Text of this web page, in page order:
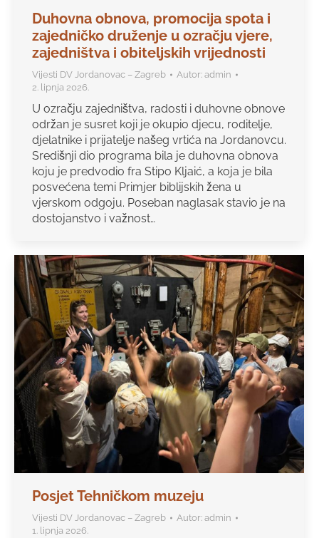
Duhovna obnova, promocija spota i
zajedničko druženje u ozračju vjere,
zajedništva i obiteljskih vrijednosti
Vijesti DV Jordanovac – Zagreb Autor: admin
2. lipnja 2026.
U ozračju zajedništva, radosti i duhovne obnove
održan je susret koji je okupio djecu, roditelje,
djelatnike i prijatelje našeg vrtića na Jordanovcu.
Središnji dio programa bila je duhovna obnova
koju je predvodio fra Stipo Kljaić, a koja je bila
posvećena temi Primjer biblijskih žena u
vjerskom odgoju. Poseban naglasak stavio je na
dostojanstvo i važnost…
Posjet Tehničkom muzeju
Vijesti DV Jordanovac – Zagreb Autor: admin
1. lipnja 2026.